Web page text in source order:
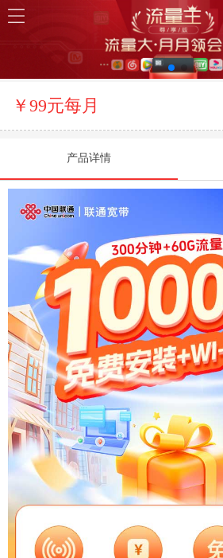
￥99元每月
产品详情